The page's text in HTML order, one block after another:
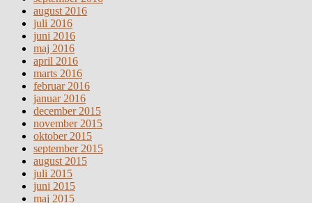
august 2016
juli 2016
juni 2016
maj 2016
april 2016
marts 2016
februar 2016
januar 2016
december 2015
november 2015
oktober 2015
september 2015
august 2015
juli 2015
juni 2015
maj 2015